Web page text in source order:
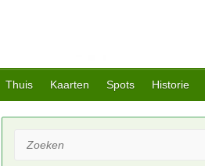
Thuis Kaarten Spots Historie
Zoeken